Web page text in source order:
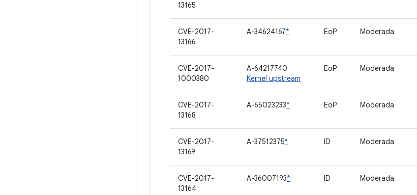
13165
CVE-2017-
13166
A-34624167* EoP Moderada
CVE-2017-
1000380
A-64217740
Kernel upstream
EoP Moderada
CVE-2017-
13168
A-65023233* EoP Moderada
CVE-2017-
13169
A-37512375* ID Moderada
CVE-2017-
13164
A-36007193* ID Moderada